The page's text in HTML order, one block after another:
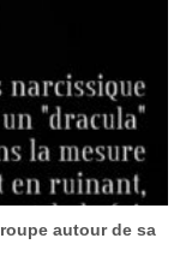
autour de sa